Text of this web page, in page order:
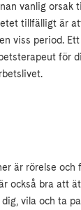
vanlig orsak
tillfälligt är
viss period.
för
är rörelse
också bra att
vila och ta